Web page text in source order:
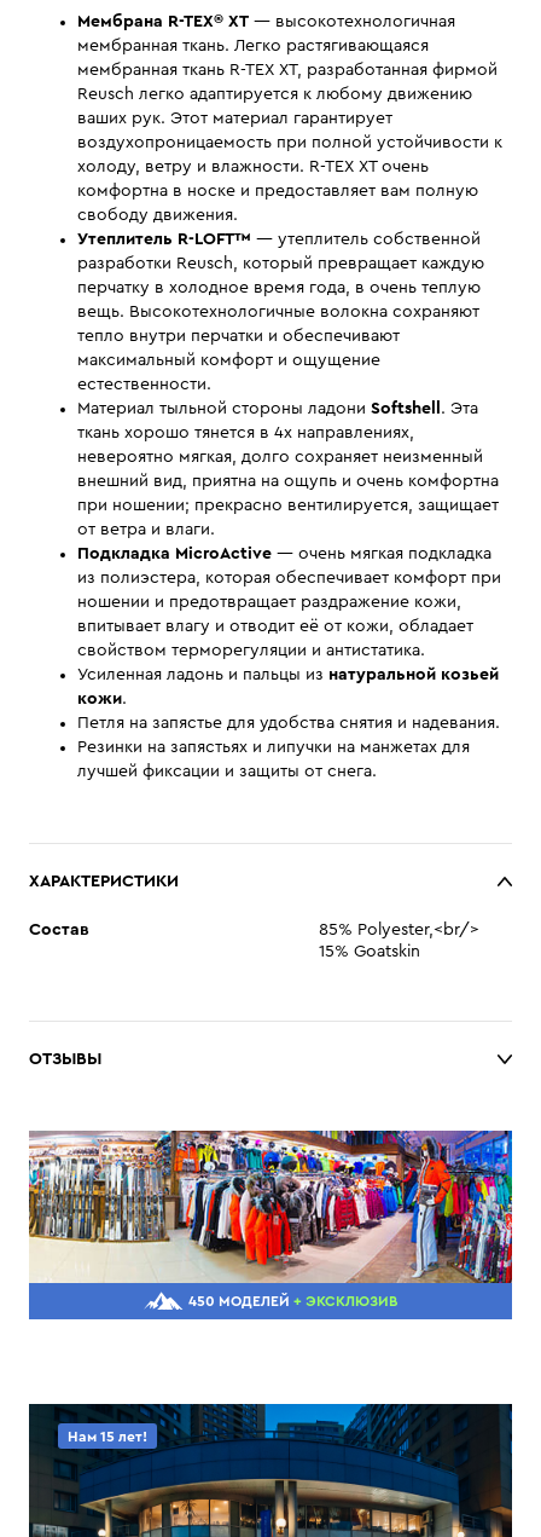
Мембрана R-TEX® XT — высокотехнологичная
мембранная ткань. Легко растягивающаяся
мембранная ткань R-TЕX XT, разработанная фирмой
Reusch легко адаптируется к любому движению
ваших рук. Этот материал гарантирует
воздухопроницаемость при полной устойчивости к
холоду, ветру и влажности. R-TЕX XT очень
комфортна в носке и предоставляет вам полную
свободу движения.
Утеплитель R-LOFT™ — утеплитель собственной
разработки Reusch, который превращает каждую
перчатку в холодное время года, в очень теплую
вещь. Высокотехнологичные волокна сохраняют
тепло внутри перчатки и обеспечивают
максимальный комфорт и ощущение
естественности.
Материал тыльной стороны ладони Softshell . Эта
ткань хорошо тянется в 4х направлениях,
невероятно мягкая, долго сохраняет неизменный
внешний вид, приятна на ощупь и очень комфортна
при ношении; прекрасно вентилируется, защищает
от ветра и влаги.
Подкладка MicroActive — очень мягкая подкладка
из полиэстера, которая обеспечивает комфорт при
ношении и предотвращает раздражение кожи,
впитывает влагу и отводит её от кожи, обладает
свойством терморегуляции и антистатика.
Усиленная ладонь и пальцы из натуральной козьей
кожи.
Петля на запястье для удобства снятия и надевания.
Резинки на запястьях и липучки на манжетах для
лучшей фиксации и защиты от снега.
ХАРАКТЕРИСТИКИ
Состав
85% Polyester,<br/>
15% Goatskin
ОТЗЫВЫ
450 МОДЕЛЕЙ + ЭКСКЛЮЗИВ
Нам 15 лет!